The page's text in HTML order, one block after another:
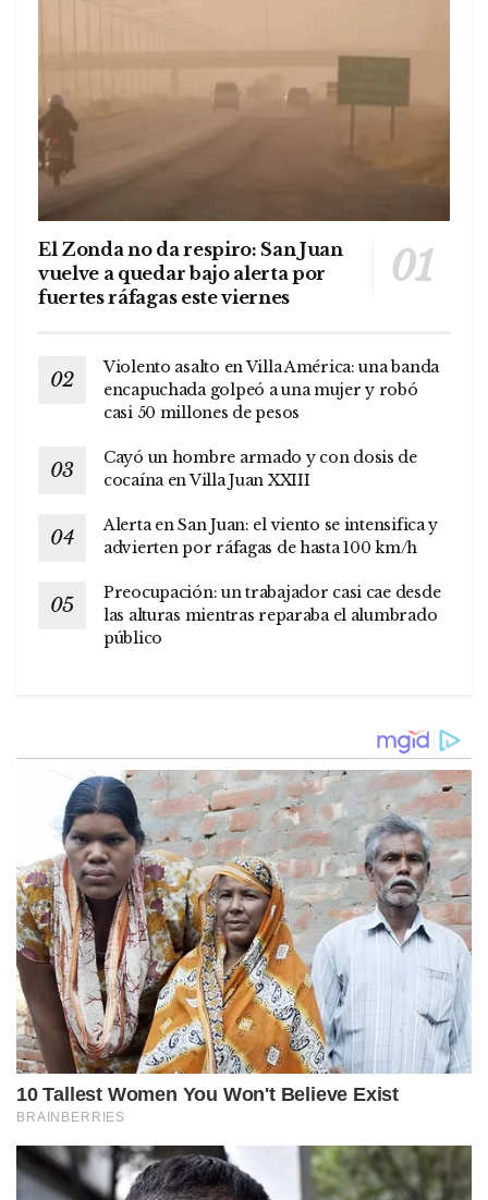
El Zonda no da respiro: San Juan
vuelve a quedar bajo alerta por
fuertes ráfagas este viernes
Violento asalto en Villa América: una banda
encapuchada golpeó a una mujer y robó
casi 50 millones de pesos
Cayó un hombre armado y con dosis de
cocaína en Villa Juan XXIII
Alerta en San Juan: el viento se intensifica y
advierten por ráfagas de hasta 100 km/h
Preocupación: un trabajador casi cae desde
las alturas mientras reparaba el alumbrado
público